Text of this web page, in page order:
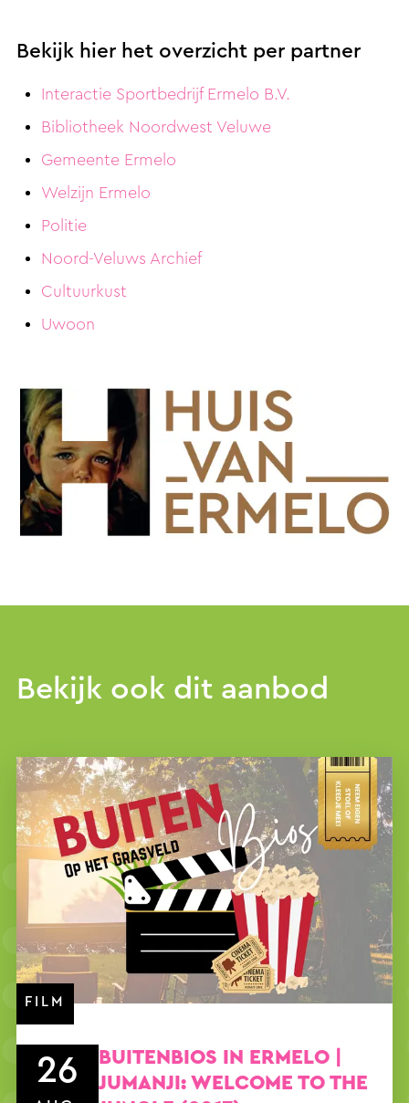
Bekijk hier het overzicht per partner
Interactie Sportbedrijf Ermelo B.V.
Bibliotheek Noordwest Veluwe
Gemeente Ermelo
Welzijn Ermelo
Politie
Noord-Veluws Archief
Cultuurkust
Uwoon
Bekijk ook dit aanbod
FILM
26
BUITENBIOS IN ERMELO |
JUMANJI: WELCOME TO THE